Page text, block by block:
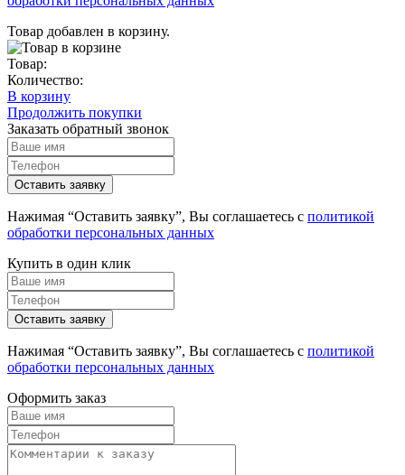
Товар добавлен в корзину.
Товар:
Количество:
В корзину
Продолжить покупки
Заказать обратный звонок
Нажимая “Оставить заявку”, Вы соглашаетесь с политикой
обработки персональных данных
Купить в один клик
Нажимая “Оставить заявку”, Вы соглашаетесь с политикой
обработки персональных данных
Оформить заказ